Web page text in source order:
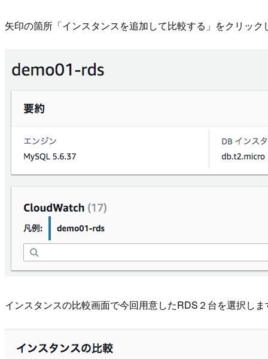
矢印の箇所「インスタンスを追加して比較する」をクリック
インスタンスの比較画面で今回用意したRDS２台を選択しま